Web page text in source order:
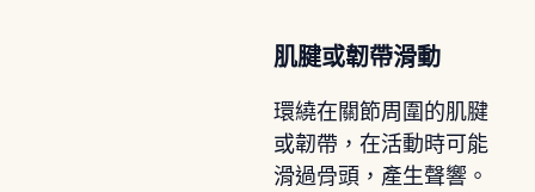
肌腱或韌帶滑動
環繞在關節周圍的肌腱
或韌帶，在活動時可能
滑過骨頭，產生聲響。